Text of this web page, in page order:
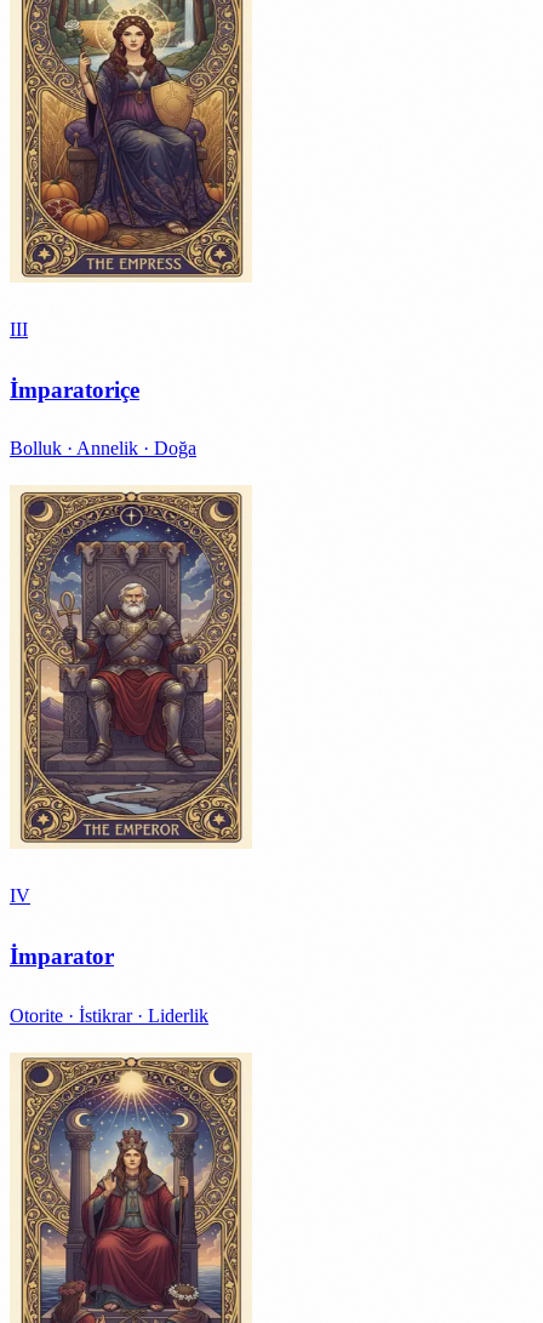
III
İmparatoriçe
Bolluk · Annelik · Doğa
IV
İmparator
Otorite · İstikrar · Liderlik